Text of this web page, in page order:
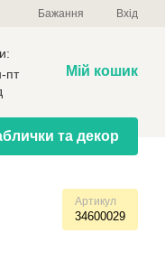
Бажання Вхід
пт
Мій кошик
та декор
Артикул
34600029